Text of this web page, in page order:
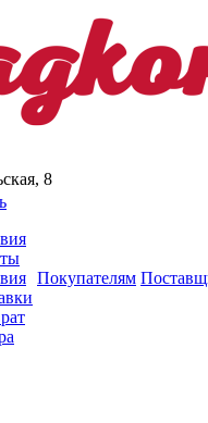
8
Покупателям